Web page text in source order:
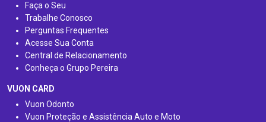
Faça o Seu
Trabalhe Conosco
Perguntas Frequentes
Acesse Sua Conta
Central de Relacionamento
Conheça o Grupo Pereira
VUON CARD
Vuon Odonto
Vuon Proteção e Assistência Auto e Moto